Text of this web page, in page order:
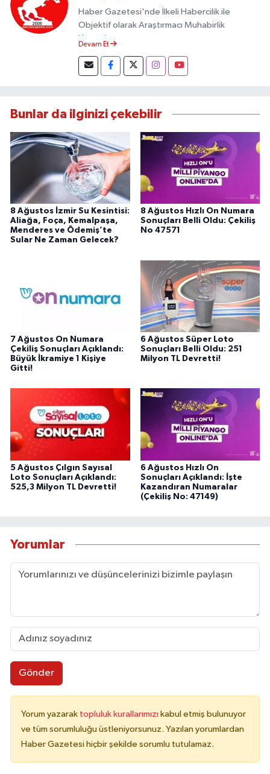
Haber Gazetesi'nde İlkeli Habercilik ile
Objektif olarak Araştırmacı Muhabirlik
Yapmaktayım.
Devam Et
Bunlar da ilginizi çekebilir
8 Ağustos İzmir Su Kesintisi:
Aliağa, Foça, Kemalpaşa,
Menderes ve Ödemiş’te
Sular Ne Zaman Gelecek?
8 Ağustos Hızlı On Numara
Sonuçları Belli Oldu: Çekiliş
No 47571
7 Ağustos On Numara
Çekiliş Sonuçları Açıklandı:
Büyük İkramiye 1 Kişiye
Gitti!
6 Ağustos Süper Loto
Sonuçları Belli Oldu: 251
Milyon TL Devretti!
5 Ağustos Çılgın Sayısal
Loto Sonuçları Açıklandı:
525,3 Milyon TL Devretti!
6 Ağustos Hızlı On
Sonuçları Açıklandı: İşte
Kazandıran Numaralar
(Çekiliş No: 47149)
Yorumlar
Gönder
Yorum yazarak topluluk kurallarımızı kabul etmiş bulunuyor
ve tüm sorumluluğu üstleniyorsunuz. Yazılan yorumlardan
Haber Gazetesi hiçbir şekilde sorumlu tutulamaz.